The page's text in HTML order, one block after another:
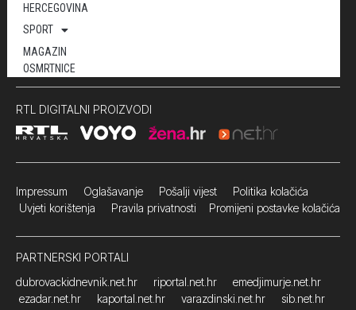
HERCEGOVINA
SPORT
MAGAZIN
OSMRTNICE
RTL DIGITALNI PROIZVODI
Impressum Oglašavanje Pošalji vijest Politika kolačića
Uvjeti korištenja Pravila privatnosti Promijeni postavke kolačića
PARTNERSKI PORTALI
dubrovackidnevnik.net.hr
riportal.net.hr
emedjimurje.net.hr
ezadar.net.hr
kaportal.net.hr varazdinski.net.hr sib.net.hr